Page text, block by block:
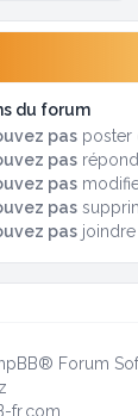
du forum
pas poster
pas
pas
pas
pas
® Forum
fr.com